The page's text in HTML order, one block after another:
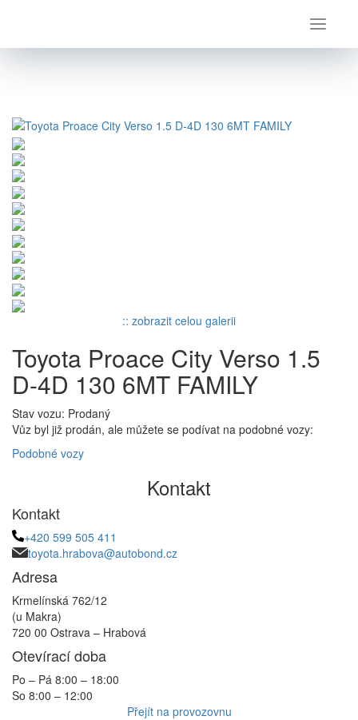
:: zobrazit celou galerii
Toyota Proace City Verso 1.5
D-4D 130 6MT FAMILY
Stav vozu: Prodaný
Vůz byl již prodán, ale můžete se podívat na podobné vozy:
Podobné vozy
Kontakt
Kontakt
+420 599 505 411
toyota.hrabova@autobond.cz
Adresa
Krmelínská 762/12
(u Makra)
720 00 Ostrava – Hrabová
Otevírací doba
Po – Pá 8:00 – 18:00
So 8:00 – 12:00
Přejít na provozovnu